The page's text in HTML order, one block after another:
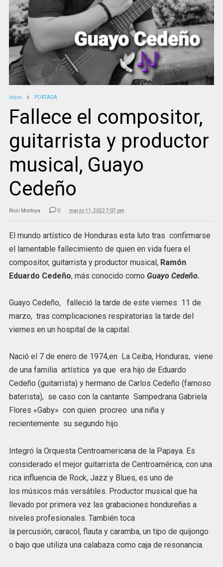
Inicio PORTADA
Fallece el compositor,
guitarrista y productor
musical, Guayo
Cedeño
Ricci Montoya 0 marzo 11, 2022 7:07 pm
El mundo artístico de Honduras esta luto tras confirmarse
el lamentable fallecimiento de quien en vida fuera el
compositor, guitarrista y productor musical, Ramón
Eduardo Cedeño, más conocido como Guayo Cedeño.
Guayo Cedeño, falleció la tarde de este viernes 11 de
marzo, tras complicaciones respiratorias la tarde del
viernes en un hospital de la capital.
Nació el 7 de enero de 1974,en La Ceiba, Honduras, viene
de una familia artística ya que era hijo de Eduardo
Cedeño (guitarrista) y hermano de Carlos Cedeño (famoso
baterista), se caso con la cantante Sampedrana Gabriela
Flores «Gaby» con quien procreo una niña y
recientemente su segundo hijo.
Integró la Orquesta Centroamericana de la Papaya. Es
considerado el mejor guitarrista de Centroamérica, con una
rica influencia de Rock, Jazz y Blues, es uno de
los músicos más versátiles. Productor musical que ha
llevado por primera vez las grabaciones hondureñas a
niveles profesionales. También toca
la percusión, caracol, flauta y caramba, un tipo de quijongo
o bajo que utiliza una calabaza como caja de resonancia.